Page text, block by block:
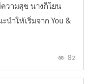
วามสุข นางก็โยน
นำให้เริ่มจาก You &
82